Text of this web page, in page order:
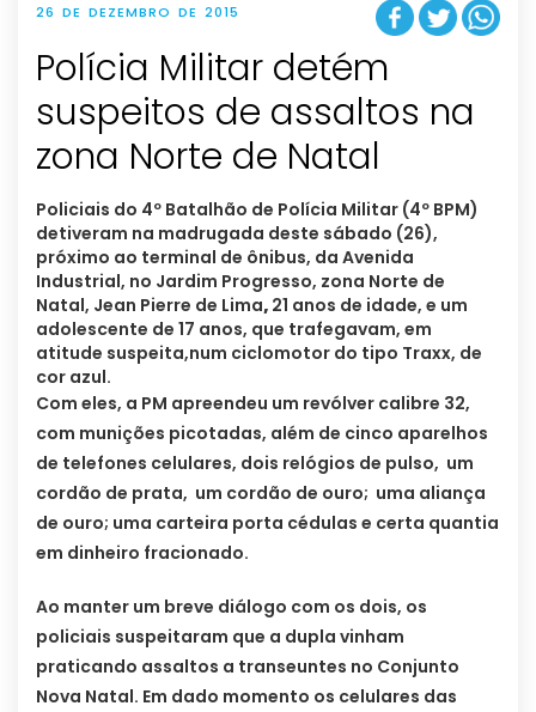
26 DE DEZEMBRO DE 2015
Polícia Militar detém
suspeitos de assaltos na
Policiais do 4º Batalhão de Polícia Militar (4º BPM)
detiveram na madrugada deste sábado (26),
próximo ao terminal de ônibus, da Avenida
Industrial, no Jardim Progresso, zona Norte de
Natal, Jean Pierre de Lima, 21 anos de idade, e um
adolescente de 17 anos, que trafegavam, em
atitude suspeita,num ciclomotor do tipo Traxx, de
cor azul.
Com eles, a PM apreendeu um revólver calibre 32,
com munições picotadas, além de cinco aparelhos
de telefones celulares, dois relógios de pulso, um
cordão de prata, um cordão de ouro; uma aliança
de ouro; uma carteira porta cédulas e certa quantia
em dinheiro fracionado.
Ao manter um breve diálogo com os dois, os
policiais suspeitaram que a dupla vinham
praticando assaltos a transeuntes no Conjunto
Nova Natal. Em dado momento os celulares das